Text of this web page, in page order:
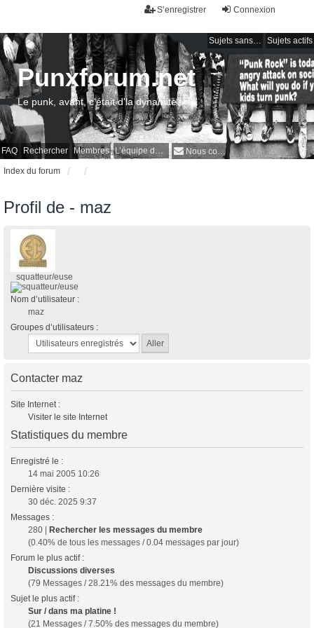
Connexion
S’enregistrer
Sujets sans réponse Sujets actifs
FAQ Rechercher Membres L’équipe du forum Nous contacter
Punxforum.net
Le punk, avant, c'était d'la dynamite !
Index du forum
Profil de - maz
squatteur/euse
Nom d’utilisateur :
maz
Groupes d’utilisateurs :
Contacter maz
Site Internet :
Visiter le site Internet
Statistiques du membre
Enregistré le :
14 mai 2005 10:26
Dernière visite :
30 déc. 2025 9:37
Messages :
280 |
Rechercher les messages du membre
(0.40% de tous les messages / 0.04 messages par jour)
Forum le plus actif :
Discussions diverses
(79 Messages / 28.21% des messages du membre)
Sujet le plus actif :
Sur / dans ma platine !
(21 Messages / 7.50% des messages du membre)